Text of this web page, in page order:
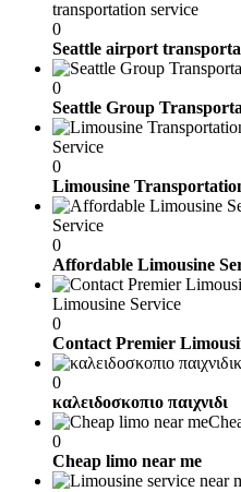
transportation service
0
Seattle airport
0
Seattle Group
Service
0
Limousine
Service
0
Affordable Limousine
Limousine Service
0
Contact Premier
0
καλειδοσκοπιο παιχνιδι
0
Cheap limo near me